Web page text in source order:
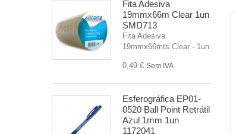
Fita Adesiva
19mmx66m Clear 1un
SMD713
Fita Adesiva
19mmx66mts Clear - 1un
0,49 € Sem IVA
Esferográfica EP01-
0520 Ball Point Retrátil
Azul 1mm 1un
1172041